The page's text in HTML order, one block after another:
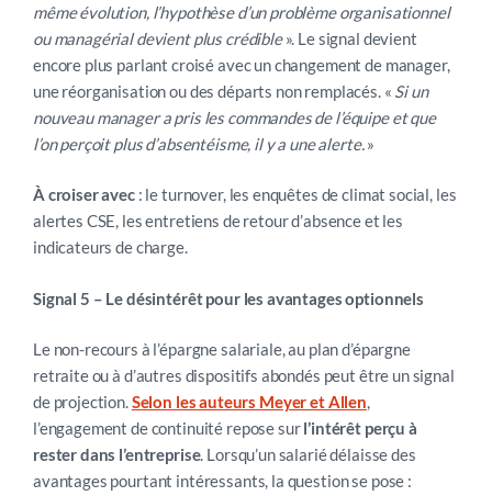
même évolution, l’hypothèse d’un problème organisationnel
ou managérial devient plus crédible». Le signal devient
encore plus parlant croisé avec un changement de manager,
une réorganisation ou des départs non remplacés. « Si un
nouveau manager a pris les commandes de l’équipe et que
l’on perçoit plus d’absentéisme, il y a une alerte. »
À croiser avec: le turnover, les enquêtes de climat social, les
alertes CSE, les entretiens de retour d’absence et les
indicateurs de charge.
Signal 5 – Le désintérêt pour les avantages optionnels
Le non-recours à l’épargne salariale, au plan d’épargne
retraite ou à d’autres dispositifs abondés peut être un signal
de projection.Selon les auteurs Meyer et Allen,
l’engagement de continuité repose surl’intérêt perçu à
rester dans l’entreprise. Lorsqu’un salarié délaisse des
avantages pourtant intéressants, la question se pose :